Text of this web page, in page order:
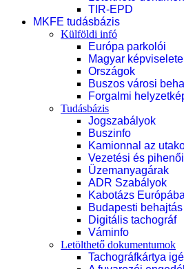
TIR-EPD
MKFE tudásbázis
Külföldi infó
Európa parkolói
Magyar
Országok
Buszos városi
Forgalmi
Tudásbázis
Jogszabályok
Buszinfo
Kamionnal az
Vezetési és
Üzemanyagárak
ADR Szabályok
Kabotázs
Budapesti behajtás
Digitális tachográf
Váminfo
Letölthető dokumentumok
Tachográfkártya